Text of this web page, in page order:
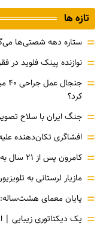
تازه ها
= ستاره دهه شصتی‌ها
= نوازنده پینک فلوید در
=
کرد؟
= جنگ ایران با سلاح
= افشاگری‌ تکان‌دهنده
= کامرون پس از ۲۱ سال به فکر واگذاری «آواتار» افتاد
= مازیار لرستانی به
= پایان معمای
= یک دیکتاتوری زیبایی |